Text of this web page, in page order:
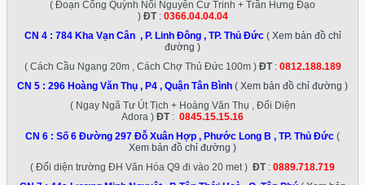
( Đoạn Cống Quỳnh Nối Nguyễn Cư Trinh + Trần Hưng Đạo
) ĐT: 0366.04.04.04
CN 4 : 784 Kha Vạn Cân , P. Linh Đông , TP. Thủ Đức( Xem bản đồ chỉ
đường )
( Cách Cầu Ngang 20m , Cách Chợ Thủ Đức 100m ) ĐT: 0812.188.189
CN 5 : 296 Hoàng Văn Thụ , P4 , Quận Tân Bình ( Xem bản đồ chỉ đường )
( Ngay Ngã Tư Út Tịch + Hoàng Văn Thụ , Đối Diện
Adora ) ĐT: 0845.15.15.16
CN 6 : Số 6 Đường 297 Đỗ Xuân Hợp , Phước Long B , TP. Thủ Đức (
Xem bản đồ chỉ đường )
( Đối diện trường ĐH Văn Hóa Q9 đi vào 20 met ) ĐT: 0889.718.719